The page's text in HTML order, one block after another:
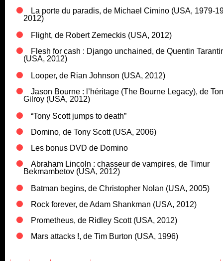
La porte du paradis, de Michael Cimino (USA, 1979-
2012)
Flight, de Robert Zemeckis (USA, 2012)
Flesh for cash : Django unchained, de Quentin
(USA, 2012)
Looper, de Rian Johnson (USA, 2012)
Jason Bourne : l’héritage (The Bourne Legacy), de
Gilroy (USA, 2012)
“Tony Scott jumps to death”
Domino, de Tony Scott (USA, 2006)
Les bonus DVD de Domino
Abraham Lincoln : chasseur de vampires, de Timur
Bekmambetov (USA, 2012)
Batman begins, de Christopher Nolan (USA, 2005)
Rock forever, de Adam Shankman (USA, 2012)
Prometheus, de Ridley Scott (USA, 2012)
Mars attacks !, de Tim Burton (USA, 1996)